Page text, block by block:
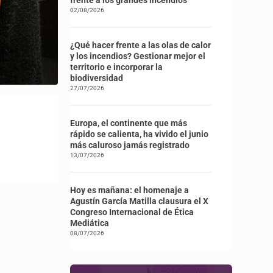
02/08/2026
¿Qué hacer frente a las olas de calor
y los incendios? Gestionar mejor el
territorio e incorporar la
biodiversidad
27/07/2026
Europa, el continente que más
rápido se calienta, ha vivido el junio
más caluroso jamás registrado
13/07/2026
Hoy es mañana: el homenaje a
Agustín García Matilla clausura el X
Congreso Internacional de Ética
Mediática
08/07/2026